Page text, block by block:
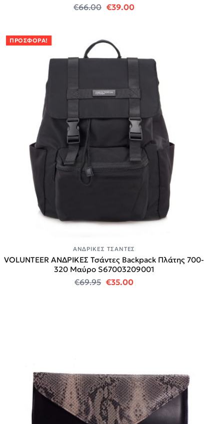
€66.00 Original price was: €66.00.
€39.00Η τρέχουσα τιμή
ΠΡΟΣΦΟΡΆ!
ΑΝΔΡΙΚΈΣ ΤΣΆΝΤΕΣ
VOLUNTEER ΑΝΔΡΙΚΕΣ Τσάντες Backpack Πλάτης 700-
320 Mαύρο S67003209001
€69.95 Original price was: €69.95.
€35.00Η τρέχουσα τιμή